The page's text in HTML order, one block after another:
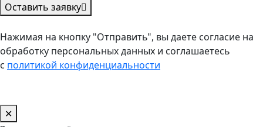
Оставить заявку
Нажимая на кнопку "Отправить", вы даете согласие на
обработку персональных данных и соглашаетесь
с политикой конфиденциальности
✕